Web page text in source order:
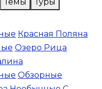
Красная Поляна
Озеро Рица
Обзорные